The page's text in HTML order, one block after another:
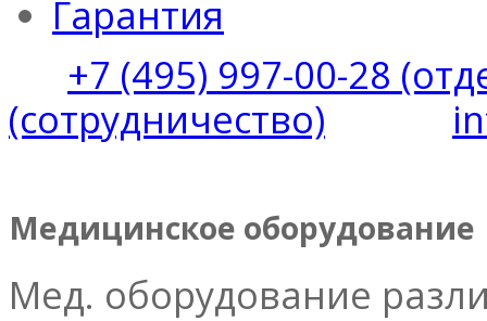
Гарантия
+7 (495) 997-00-28
(сотрудничество)
Медицинское оборудование
Мед. оборудование